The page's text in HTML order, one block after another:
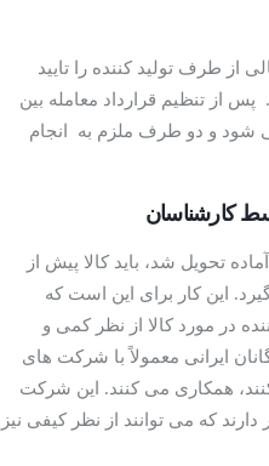
از طرف تولید کننده را تایید
از تنظیم قرارداد معامله بین
شود و دو طرف ملزم به انجام
کارشناسان
تحویل شد، باید کالا پیش از
این کار برای این است که
در مورد کالا از نظر کمی و
ایرانی معمولاً با شرکت های
همکاری می کنند. این شرکت
که می توانند از نظر کیفی نیز